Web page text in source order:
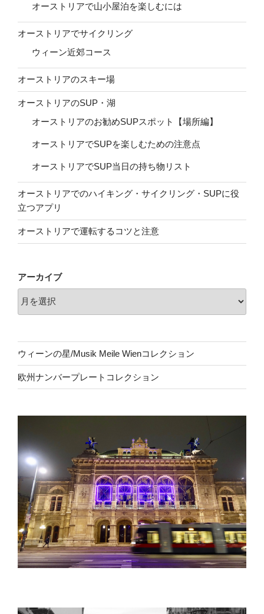
オーストリアで山小屋泊を楽しむには
オーストリアでサイクリング
ウィーン近郊コース
オーストリアのスキー場
オーストリアのSUP・湖
オーストリアのお勧めSUPスポット【場所編】
オーストリアでSUPを楽しむための注意点
オーストリアでSUP当日の持ち物リスト
オーストリアでのハイキング・サイクリング・SUPに役
立つアプリ
オーストリアで運転するコツと注意
アーカイブ
ウィーンの星/Musik Meile Wienコレクション
欧州ナンバープレートコレクション